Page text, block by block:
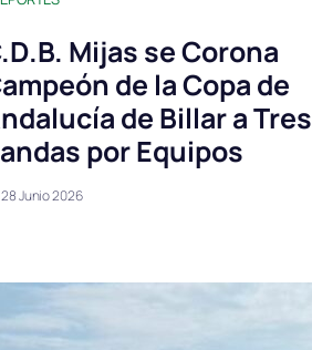
Mijas se Corona
de la Copa de
de Billar a Tres
por Equipos
28 Junio 2026